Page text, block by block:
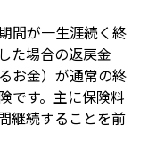
間が一生涯続く終
た場合の返戻金
お金）が通常の終
です。主に保険料
継続することを前